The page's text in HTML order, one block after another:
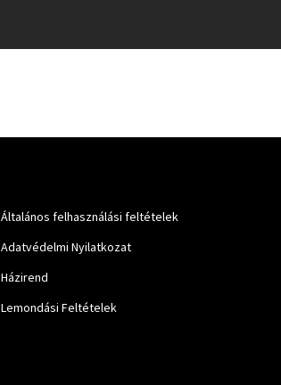
Általános felhasználási feltételek
Adatvédelmi Nyilatkozat
Házirend
Lemondási Feltételek